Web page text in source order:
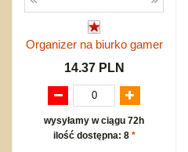
Organizer na biurko gamer
14.37 PLN
wysyłamy w ciągu 72h
ilość dostępna: 8 *